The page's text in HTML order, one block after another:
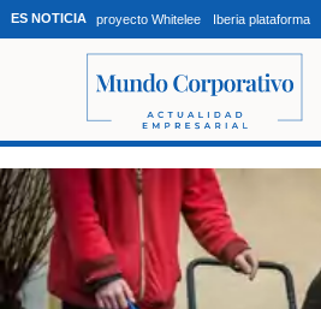
ES NOTICIA proyecto Whitelee Iberia plataforma